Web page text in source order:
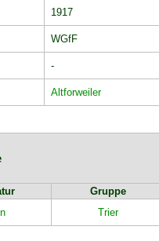
1917
WGfF
-
Altforweiler
Gruppe
Trier